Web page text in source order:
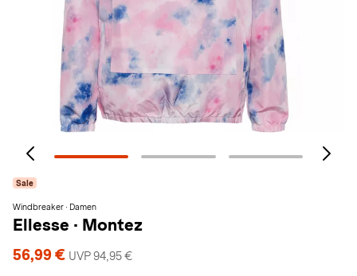
Sale
Windbreaker · Damen
Ellesse · Montez
56,99 € UVP 94,95 €